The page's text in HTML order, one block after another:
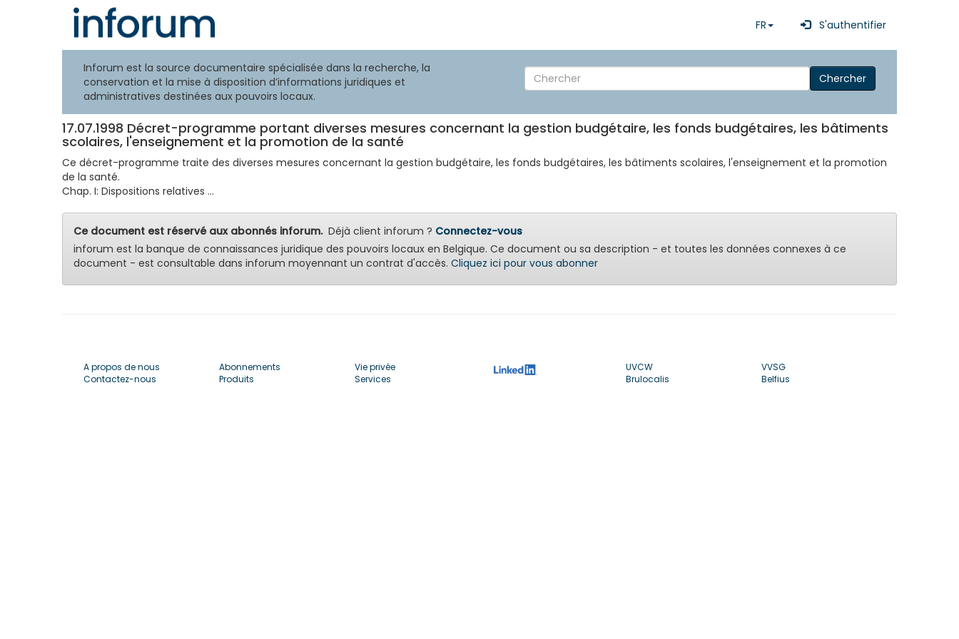
FR S'authentifier
Inforum est la source documentaire spécialisée dans la recherche, la
conservation et la mise à disposition d’informations juridiques et
administratives destinées aux pouvoirs locaux.
Chercher
17.07.1998 Décret-programme portant diverses mesures concernant la gestion budgétaire, les fonds budgétaires, les bâtiments
scolaires, l'enseignement et la promotion de la santé
Ce décret-programme traite des diverses mesures concernant la gestion budgétaire, les fonds budgétaires, les bâtiments scolaires, l'enseignement et la promotion
de la santé.
Chap. I: Dispositions relatives ...
Ce document est réservé aux abonnés inforum.Déjà client inforum ? Connectez-vous
inforum est la banque de connaissances juridique des pouvoirs locaux en Belgique. Ce document ou sa description - et toutes les données connexes à ce
document - est consultable dans inforum moyennant un contrat d'accès. Cliquez ici pour vous abonner
A propos de nous
Contactez-nous
Abonnements
Produits
Vie privée
Services
UVCW
Brulocalis
VVSG
Belfius